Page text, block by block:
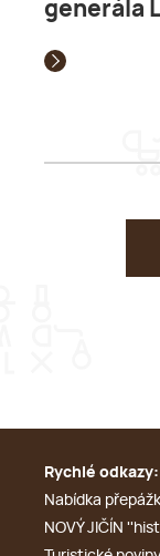
generála
Rychlé odkazy:
Nabídka
NOVÝ JIČÍN